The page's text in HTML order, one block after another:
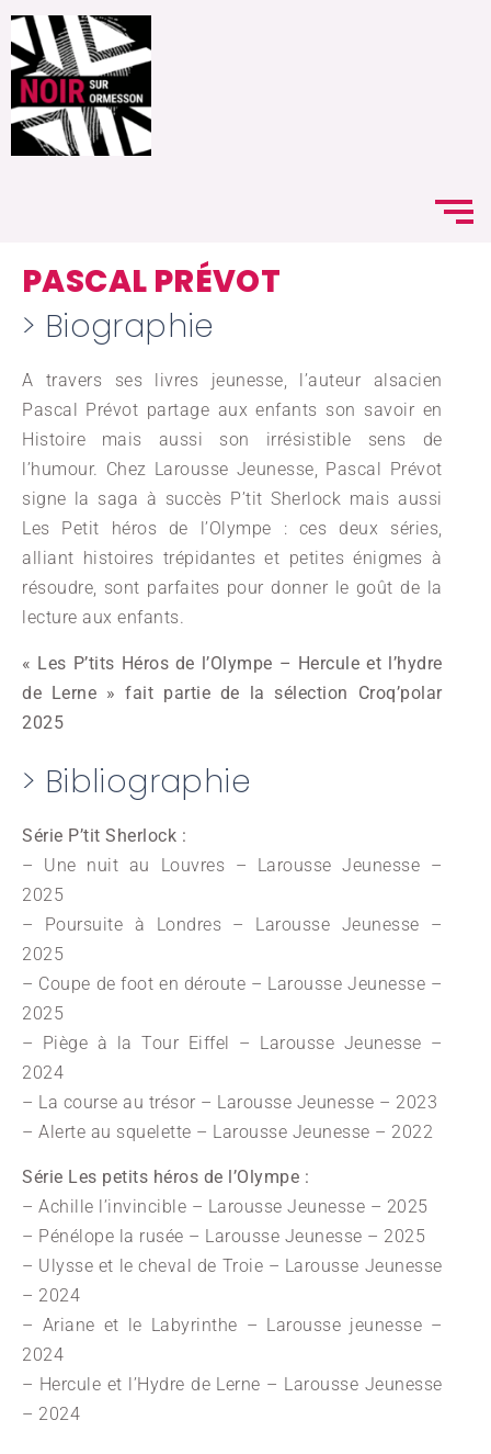
PASCAL PRÉVOT
> Biographie
A travers ses livres jeunesse, l’auteur alsacien
Pascal Prévot partage aux enfants son savoir en
Histoire mais aussi son irrésistible sens de
l’humour. Chez Larousse Jeunesse, Pascal Prévot
signe la saga à succès P’tit Sherlock mais aussi
Les Petit héros de l’Olympe : ces deux séries,
alliant histoires trépidantes et petites énigmes à
résoudre, sont parfaites pour donner le goût de la
lecture aux enfants.
« Les P’tits Héros de l’Olympe – Hercule et l’hydre
de Lerne » fait partie de la sélection Croq’polar
2025
> Bibliographie
Série P’tit Sherlock :
– Une nuit au Louvres – Larousse Jeunesse –
2025
– Poursuite à Londres – Larousse Jeunesse –
2025
– Coupe de foot en déroute – Larousse Jeunesse –
2025
– Piège à la Tour Eiffel – Larousse Jeunesse –
2024
– La course au trésor – Larousse Jeunesse – 2023
– Alerte au squelette – Larousse Jeunesse – 2022
Série Les petits héros de l’Olympe :
– Achille l’invincible – Larousse Jeunesse – 2025
– Pénélope la rusée – Larousse Jeunesse – 2025
– Ulysse et le cheval de Troie – Larousse Jeunesse
– 2024
– Ariane et le Labyrinthe – Larousse jeunesse –
2024
– Hercule et l’Hydre de Lerne – Larousse Jeunesse
– 2024